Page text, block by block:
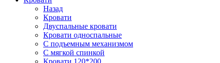
Назад
Кровати
Двуспальные кровати
Кровати односпальные
С подъемным механизмом
С мягкой спинкой
Кровати 120*200